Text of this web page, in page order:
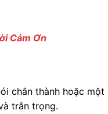
Cảm Ơn
chân thành hoặc một
trân trọng.